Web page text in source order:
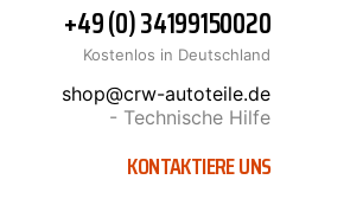
+49 (0) 34199150020
Kostenlos in Deutschland
shop@crw-autoteile.de
- Technische Hilfe
KONTAKTIERE UNS